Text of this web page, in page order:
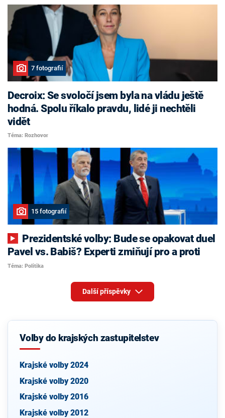
7 fotografií
Decroix: Se svoločí jsem byla na vládu ještě
hodná. Spolu říkalo pravdu, lidé ji nechtěli
vidět
Téma: Rozhovor
15 fotografií
Pavel vs. Babiš? Experti zmiňují pro a proti
Téma: Politika
Další příspěvky
Volby do krajských zastupitelstev
Krajské volby 2024
Krajské volby 2020
Krajské volby 2016
Krajské volby 2012